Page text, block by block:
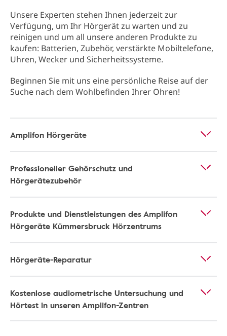
Unsere Experten stehen Ihnen jederzeit zur
Verfügung, um Ihr Hörgerät zu warten und zu
reinigen und um all unsere anderen Produkte zu
kaufen: Batterien, Zubehör, verstärkte Mobiltelefone,
Uhren, Wecker und Sicherheitssysteme.
Beginnen Sie mit uns eine persönliche Reise auf der
Suche nach dem Wohlbefinden Ihrer Ohren!
Amplifon Hörgeräte
Professioneller Gehörschutz und
Hörgerätezubehör
Produkte und Dienstleistungen des Amplifon
Hörgeräte Kümmersbruck Hörzentrums
Hörgeräte-Reparatur
Kostenlose audiometrische Untersuchung und
Hörtest in unseren Amplifon-Zentren